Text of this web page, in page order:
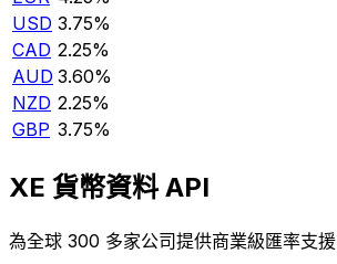
USD 3.75%
CAD 2.25%
AUD 3.60%
NZD 2.25%
GBP 3.75%
XE 貨幣資料 API
為全球 300 多家公司提供商業級匯率支援